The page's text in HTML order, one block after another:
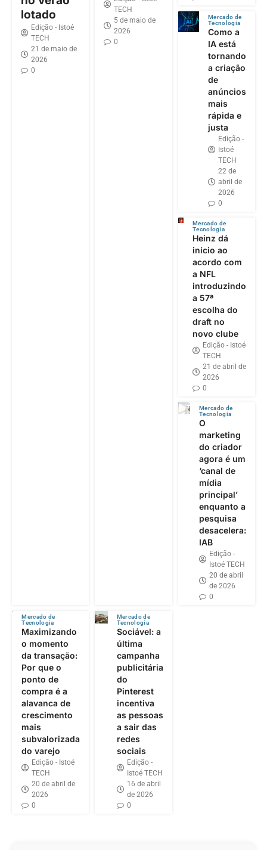
lotado
Edição - Istoé
TECH
21 de maio de
2026
0
TECH
5 de maio de
2026
0
Mercado de
Tecnologia
Como a
IA está
tornando
a criação
de
anúncios
mais
rápida e
justa
Edição -
Istoé
TECH
22 de
abril de
2026
0
Mercado de
Tecnologia
Heinz dá
início ao
acordo com
a NFL
introduzindo
a 57ª
escolha do
draft no
novo clube
Edição - Istoé
TECH
21 de abril de
2026
0
Mercado de
Tecnologia
O
marketing
do criador
agora é um
‘canal de
mídia
principal’
enquanto a
pesquisa
desacelera:
IAB
Edição -
Istoé TECH
20 de abril
de 2026
0
Mercado de
Tecnologia
Maximizando
o momento
da transação:
Por que o
ponto de
compra é a
alavanca de
crescimento
mais
subvalorizada
do varejo
Edição - Istoé
TECH
20 de abril de
2026
0
Mercado de
Tecnologia
Sociável: a
última
campanha
publicitária
do
Pinterest
incentiva
as pessoas
a sair das
redes
sociais
Edição -
Istoé TECH
16 de abril
de 2026
0